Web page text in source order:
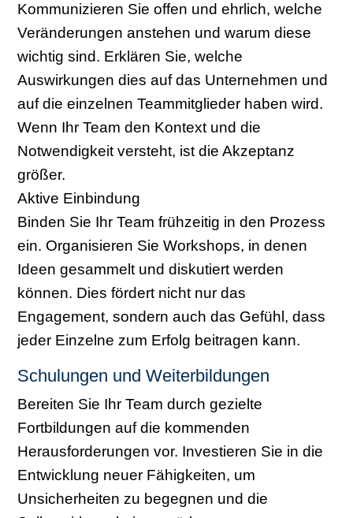
Kommunizieren Sie offen und ehrlich, welche
Veränderungen anstehen und warum diese
wichtig sind. Erklären Sie, welche
Auswirkungen dies auf das Unternehmen und
auf die einzelnen Teammitglieder haben wird.
Wenn Ihr Team den Kontext und die
Notwendigkeit versteht, ist die Akzeptanz
größer.
Aktive Einbindung
Binden Sie Ihr Team frühzeitig in den Prozess
ein. Organisieren Sie Workshops, in denen
Ideen gesammelt und diskutiert werden
können. Dies fördert nicht nur das
Engagement, sondern auch das Gefühl, dass
jeder Einzelne zum Erfolg beitragen kann.
Schulungen und Weiterbildungen
Bereiten Sie Ihr Team durch gezielte
Fortbildungen auf die kommenden
Herausforderungen vor. Investieren Sie in die
Entwicklung neuer Fähigkeiten, um
Unsicherheiten zu begegnen und die